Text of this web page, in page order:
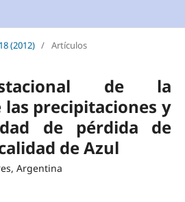
(2012) / Artículos
de la
precipitaciones y
de pérdida de
de Azul
Argentina